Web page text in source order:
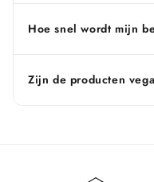
Hoe snel wordt mijn
Zijn de producten